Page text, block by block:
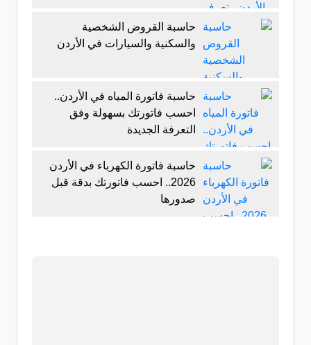
حاسبة القروض الشخصية
والسكنية والسيارات في الأردن
حاسبة فاتورة المياه في الأردن..
احسب فاتورتك بسهولة وفق
التعرفة الجديدة
حاسبة فاتورة الكهرباء في الأردن
2026.. احسب فاتورتك بدقة قبل
صدورها